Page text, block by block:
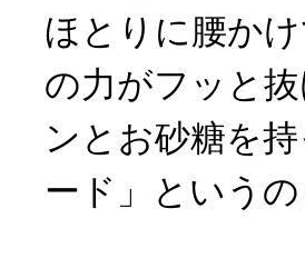
ほとりに腰か
の力がフッと
ンとお砂糖を
ード」という